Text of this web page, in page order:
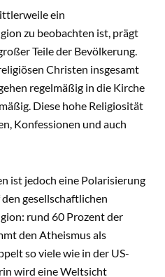
ein
zu beobachten ist, prägt
Teile der Bevölkerung.
Christen insgesamt
regelmäßig in die Kirche
Diese hohe Religiosität
Konfessionen und auch
ist jedoch eine Polarisierung
gesellschaftlichen
rund 60 Prozent der
den Atheismus als
so viele wie in der US-
wird eine Weltsicht